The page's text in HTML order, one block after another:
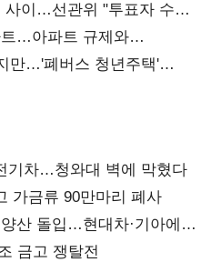
사이…선관위 "투표자 수
…아파트 규제와
만…'폐버스 청년주택'
기차…청와대 벽에 막혔다
가금류 90만마리 폐사
산 돌입…현대차·기아에
금고 쟁탈전